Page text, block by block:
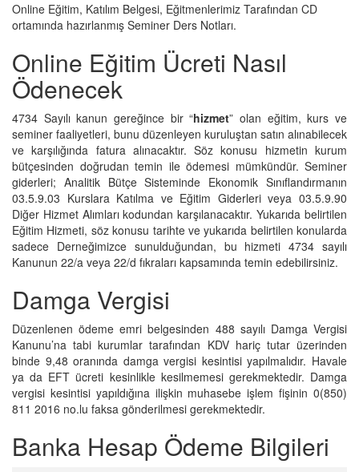
Online Eğitim, Katılım Belgesi, Eğitmenlerimiz Tarafından CD
ortamında hazırlanmış Seminer Ders Notları.
Online Eğitim Ücreti Nasıl
Ödenecek
4734 Sayılı kanun gereğince bir “hizmet” olan eğitim, kurs ve
seminer faaliyetleri, bunu düzenleyen kuruluştan satın alınabilecek
ve karşılığında fatura alınacaktır. Söz konusu hizmetin kurum
bütçesinden doğrudan temin ile ödemesi mümkündür. Seminer
giderleri; Analitik Bütçe Sisteminde Ekonomik Sınıflandırmanın
03.5.9.03 Kurslara Katılma ve Eğitim Giderleri veya 03.5.9.90
Diğer Hizmet Alımları kodundan karşılanacaktır. Yukarıda belirtilen
Eğitim Hizmeti, söz konusu tarihte ve yukarıda belirtilen konularda
sadece Derneğimizce sunulduğundan, bu hizmeti 4734 sayılı
Kanunun 22/a veya 22/d fıkraları kapsamında temin edebilirsiniz.
Damga Vergisi
Düzenlenen ödeme emri belgesinden 488 sayılı Damga Vergisi
Kanunu’na tabi kurumlar tarafından KDV hariç tutar üzerinden
binde 9,48 oranında damga vergisi kesintisi yapılmalıdır. Havale
ya da EFT ücreti kesinlikle kesilmemesi gerekmektedir. Damga
vergisi kesintisi yapıldığına ilişkin muhasebe işlem fişinin 0(850)
811 2016 no.lu faksa gönderilmesi gerekmektedir.
Banka Hesap Ödeme Bilgileri